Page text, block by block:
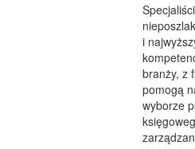
INNE
KURIER,
HOTELE I
i
branży, z
pomogą
wyborze